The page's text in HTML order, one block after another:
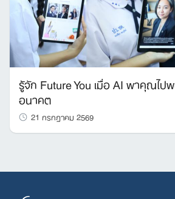
รู้จัก Future You เมื่อ AI พาคุณไป
อนาคต
21 กรกฎาคม 2569